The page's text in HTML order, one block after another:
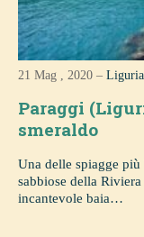
21 Mag , 2020 –Liguria
Paraggi
smeraldo
Una delle spiagge
sabbiose della
incantevole baia…